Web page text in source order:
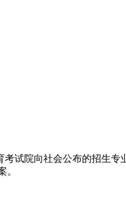
试院向社会公布的招生专
。